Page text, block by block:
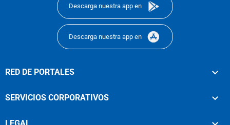
Descarga nuestra app en
Descarga nuestra app en
RED DE PORTALES
SERVICIOS CORPORATIVOS